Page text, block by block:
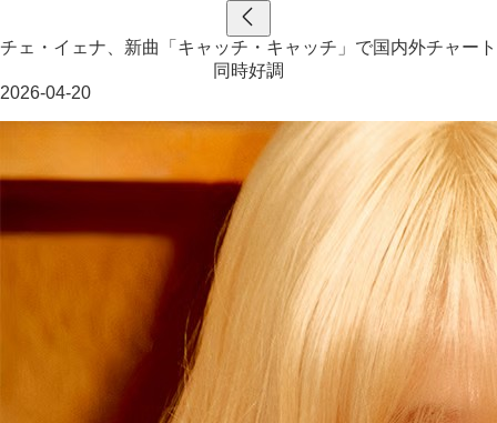
チェ・イェナ、新曲「キャッチ・キャッチ」で国内外チャート
同時好調
2026-04-20